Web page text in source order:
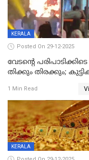
KERALA
Posted On 29-12-2025
വേടന്റെ പരിപാടിക്കിടെ
തിക്കും തിരക്കും;
പരിക്ക്; പാളം മറികടന്ന
യുവാവ് ട്രെയിന്‍ തട്ടി
1 Min Read
KERALA